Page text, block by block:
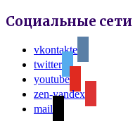
Социальные сети
vkontakte
twitter
youtube
zen-yandex
mail